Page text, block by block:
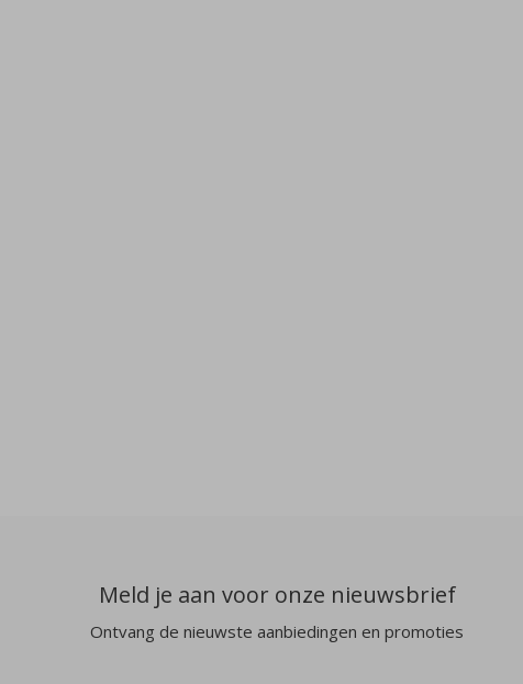
Meld je aan voor onze nieuwsbrief
Ontvang de nieuwste aanbiedingen en promoties